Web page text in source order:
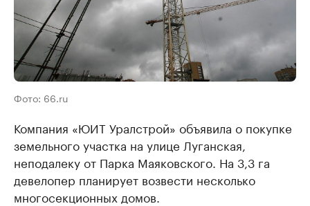
Фото: 66.ru
Компания «ЮИТ Уралстрой» объявила о покупке
земельного участка на улице Луганская,
неподалеку от Парка Маяковского. На 3,3 га
девелопер планирует возвести несколько
многосекционных домов.